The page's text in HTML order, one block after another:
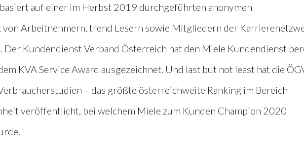
auf einer im Herbst 2019 durchgeführten anonymen
Arbeitnehmern, trend Lesern sowie Mitgliedern der
Der Kundendienst Verband Österreich hat den Miele Kundendienst
KVA Service Award ausgezeichnet. Und last but not least hat die
– das größte österreichweite Ranking im Bereich
veröffentlicht, bei welchem Miele zum Kunden Champion 2020